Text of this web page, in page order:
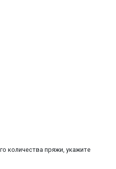
количества пряжи, укажите